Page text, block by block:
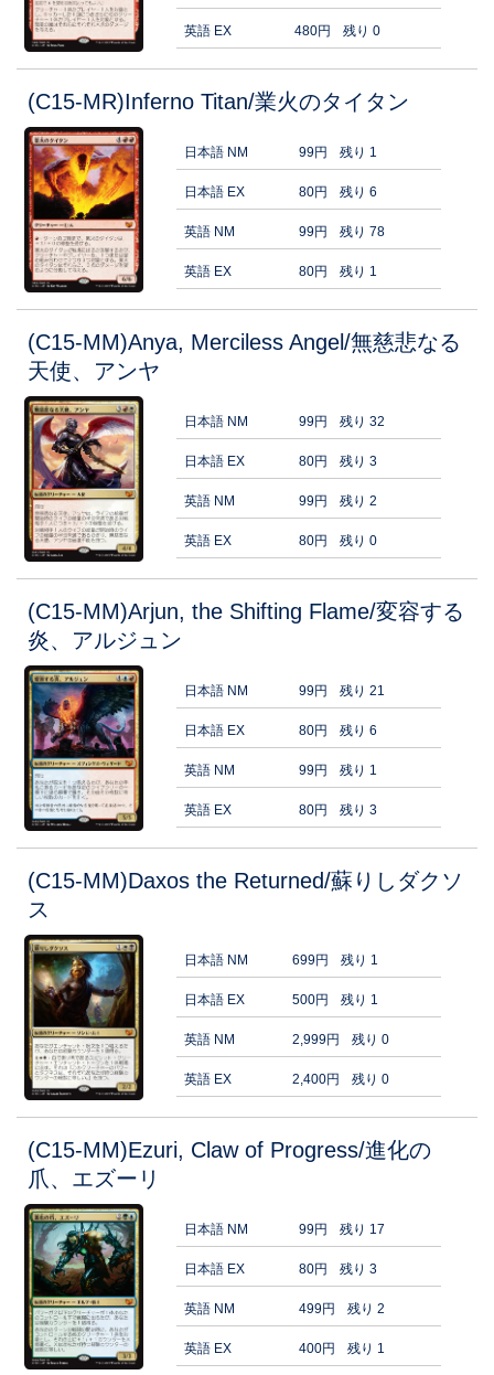
英語 EX 480円 残り 0
(C15-MR)Inferno Titan/業火のタイタン
日本語 NM 99円 残り 1
日本語 EX 80円 残り 6
英語 NM 99円 残り 78
英語 EX 80円 残り 1
(C15-MM)Anya, Merciless Angel/無慈悲なる
天使、アンヤ
日本語 NM 99円 残り 32
日本語 EX 80円 残り 3
英語 NM 99円 残り 2
英語 EX 80円 残り 0
(C15-MM)Arjun, the Shifting Flame/変容する
炎、アルジュン
日本語 NM 99円 残り 21
日本語 EX 80円 残り 6
英語 NM 99円 残り 1
英語 EX 80円 残り 3
(C15-MM)Daxos the Returned/蘇りしダクソ
ス
日本語 NM 699円 残り 1
日本語 EX 500円 残り 1
英語 NM 2,999円 残り 0
英語 EX 2,400円 残り 0
(C15-MM)Ezuri, Claw of Progress/進化の
爪、エズーリ
日本語 NM 99円 残り 17
日本語 EX 80円 残り 3
英語 NM 499円 残り 2
英語 EX 400円 残り 1